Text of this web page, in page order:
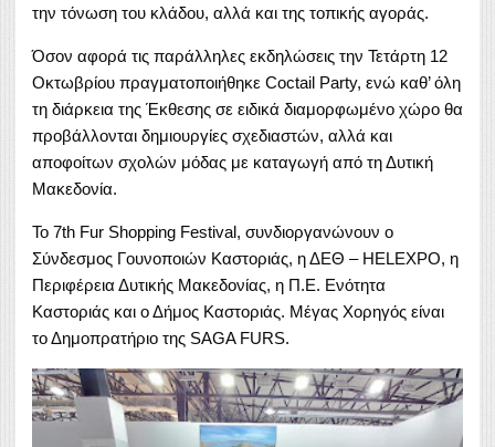
την τόνωση του κλάδου, αλλά και της τοπικής αγοράς.
Όσον αφορά τις παράλληλες εκδηλώσεις την Τετάρτη 12
Οκτωβρίου πραγματοποιήθηκε Coctail Party, ενώ καθ’ όλη
τη διάρκεια της Έκθεσης σε ειδικά διαμορφωμένο χώρο θα
προβάλλονται δημιουργίες σχεδιαστών, αλλά και
αποφοίτων σχολών μόδας με καταγωγή από τη Δυτική
Μακεδονία.
Το 7th Fur Shopping Festival, συνδιοργανώνουν ο
Σύνδεσμος Γουνοποιών Καστοριάς, η ΔΕΘ – HELEXPO, η
Περιφέρεια Δυτικής Μακεδονίας, η Π.Ε. Ενότητα
Καστοριάς και ο Δήμος Καστοριάς. Μέγας Χορηγός είναι
το Δημοπρατήριο της SAGA FURS.